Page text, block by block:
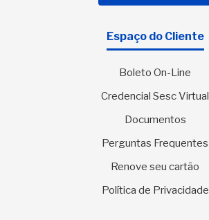
Espaço do Cliente
Boleto On-Line
Credencial Sesc Virtual
Documentos
Perguntas Frequentes
Renove seu cartão
Política de Privacidade